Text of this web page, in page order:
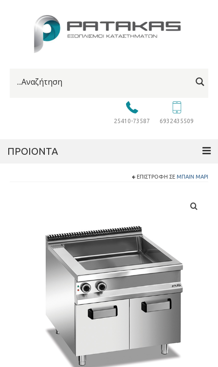
25410-73587 6932435509
ΠΡΟΙΟΝΤΑ
ΕΠΙΣΤΡΟΦΉ ΣΕ ΜΠΑΊΝ ΜΑΡΊ